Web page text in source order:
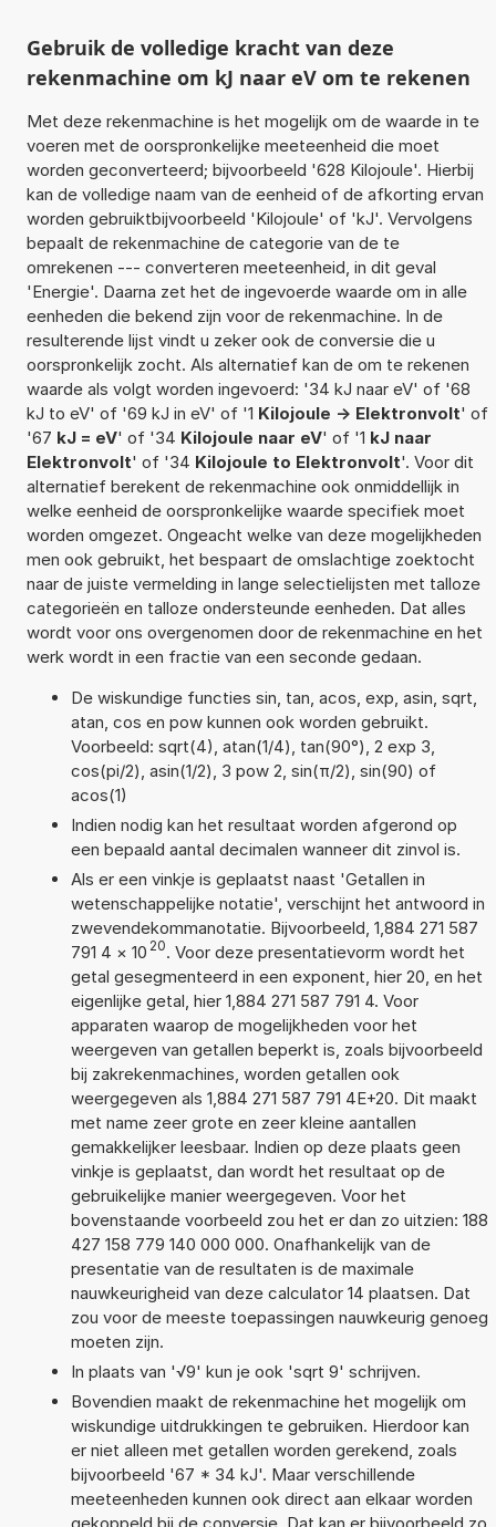
Gebruik de volledige kracht van deze
rekenmachine om kJ naar eV om te rekenen
Met deze rekenmachine is het mogelijk om de waarde in te
voeren met de oorspronkelijke meeteenheid die moet
worden geconverteerd; bijvoorbeeld '628 Kilojoule'. Hierbij
kan de volledige naam van de eenheid of de afkorting ervan
worden gebruiktbijvoorbeeld 'Kilojoule' of 'kJ'. Vervolgens
bepaalt de rekenmachine de categorie van de te
omrekenen --- converteren meeteenheid, in dit geval
'Energie'. Daarna zet het de ingevoerde waarde om in alle
eenheden die bekend zijn voor de rekenmachine. In de
resulterende lijst vindt u zeker ook de conversie die u
oorspronkelijk zocht. Als alternatief kan de om te rekenen
waarde als volgt worden ingevoerd: '34 kJ naar eV' of '68
kJ to eV' of '69 kJ in eV' of '1 Kilojoule -> Elektronvolt' of
'67 kJ = eV' of '34 Kilojoule naar eV' of '1 kJ naar
Elektronvolt' of '34 Kilojoule to Elektronvolt'. Voor dit
alternatief berekent de rekenmachine ook onmiddellijk in
welke eenheid de oorspronkelijke waarde specifiek moet
worden omgezet. Ongeacht welke van deze mogelijkheden
men ook gebruikt, het bespaart de omslachtige zoektocht
naar de juiste vermelding in lange selectielijsten met talloze
categorieën en talloze ondersteunde eenheden. Dat alles
wordt voor ons overgenomen door de rekenmachine en het
werk wordt in een fractie van een seconde gedaan.
De wiskundige functies sin, tan, acos, exp, asin, sqrt,
atan, cos en pow kunnen ook worden gebruikt.
Voorbeeld: sqrt(4), atan(1/4), tan(90°), 2 exp 3,
cos(pi/2), asin(1/2), 3 pow 2, sin(π/2), sin(90) of
acos(1)
Indien nodig kan het resultaat worden afgerond op
een bepaald aantal decimalen wanneer dit zinvol is.
Als er een vinkje is geplaatst naast 'Getallen in
wetenschappelijke notatie', verschijnt het antwoord in
zwevendekommanotatie. Bijvoorbeeld, 1,884 271 587
791 4 × 10 20. Voor deze presentatievorm wordt het
getal gesegmenteerd in een exponent, hier 20, en het
eigenlijke getal, hier 1,884 271 587 791 4. Voor
apparaten waarop de mogelijkheden voor het
weergeven van getallen beperkt is, zoals bijvoorbeeld
bij zakrekenmachines, worden getallen ook
weergegeven als 1,884 271 587 791 4E+20. Dit maakt
met name zeer grote en zeer kleine aantallen
gemakkelijker leesbaar. Indien op deze plaats geen
vinkje is geplaatst, dan wordt het resultaat op de
gebruikelijke manier weergegeven. Voor het
bovenstaande voorbeeld zou het er dan zo uitzien: 188
427 158 779 140 000 000. Onafhankelijk van de
presentatie van de resultaten is de maximale
nauwkeurigheid van deze calculator 14 plaatsen. Dat
zou voor de meeste toepassingen nauwkeurig genoeg
moeten zijn.
In plaats van '√9' kun je ook 'sqrt 9' schrijven.
Bovendien maakt de rekenmachine het mogelijk om
wiskundige uitdrukkingen te gebruiken. Hierdoor kan
er niet alleen met getallen worden gerekend, zoals
bijvoorbeeld '67 * 34 kJ'. Maar verschillende
meeteenheden kunnen ook direct aan elkaar worden
gekoppeld bij de conversie. Dat kan er bijvoorbeeld zo